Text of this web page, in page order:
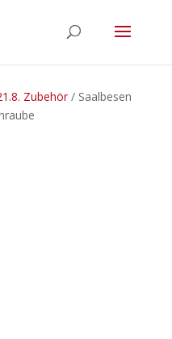
Zubehör/ Saalbesen